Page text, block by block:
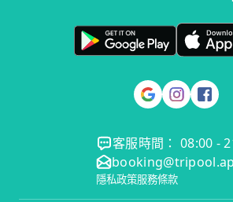
客服時間： 08:00 -
隱私政策服務條款